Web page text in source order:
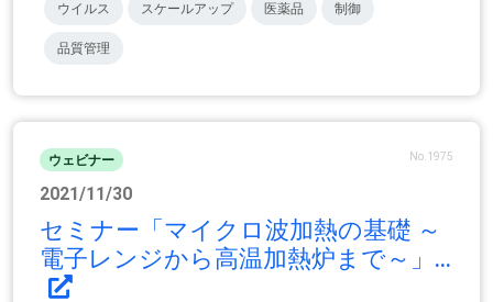
ウイルス スケールアップ 医薬品 制御
品質管理
ウェビナー No.1975
2021/11/30
セミナー「マイクロ波加熱の基礎 ～
電子レンジから高温加熱炉まで～」...